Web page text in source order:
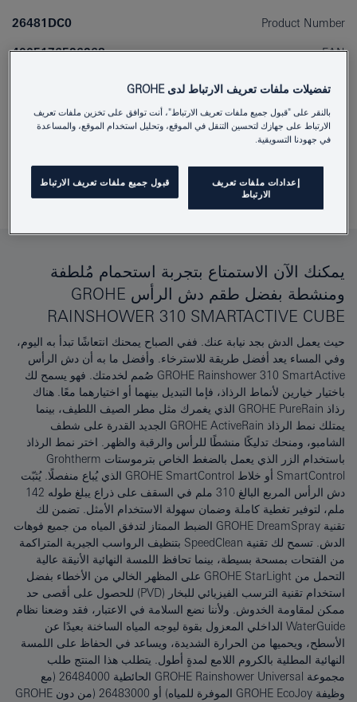
Product Number
26481DC0
EAN
4005176526268
Colour
supersteel
Download specification
أَضِفْ إلى المُفكِّرةِ
يمكنك الآن الاستمتاع بتجربة استحمام مُلطفة
ومنشطة بفضل طقم دش الرأس GROHE
RAINSHOWER 310 SMARTACTIVE CUBE
حيث يعمل الدش بجد نيابة عنك. ففي الصباح يمحنك انتعاشًا تبدأ به اليوم،
وفي المساء يعد أفضل طريقة للاسترخاء. وأفضل ما به أن دش الرأس
GROHE Rainshower 310 SmartActive صُمم لخدمتك. فهو يسمح لك
باختيار خيارين لأنماط الرذاذ، فإما التبديل بينهما أو اختيارهما معًا. هناك
رذاذ GROHE PureRain الذي يغمرك مثل مطر الصيف اللطيف، بينما
يمتلك نمط الرذاذ GROHE ActiveRain الجديد القدرة على شطف
الشامبو، ومنحك تدليكًا منشطًا للرأس والرقبة والظهر. اختر نمط الرذاذ
باستخدام الزر الذي يعمل بالضغط الخاص بترموستات Grohtherm
SmartControl أو خلاط GROHE SmartControl الذي يُباع منفصلًا. يُثبّت
دش الرأس المربع البالغ 310 ملم في السقف على ذراع يبلغ طوله 142
ملم، لتوفير تغطية كاملة وضمان سهولة الاستخدام الأمثل. تضمن لك
تقنية GROHE DreamSpray الضبط الممتاز لتدفق المياه من جميع فوهات
الدش. تسمح لك تقنية SpeedClean بتنظيف الرواسب الجيرية المتراكمة
من الفتحات بمسحة بسيطة، بينما تحافظ اللمسة النهائية الأنيقة عالية
التحمل من GROHE StarLight على المظهر الخالي من الأخطاء بفضل
استخدام تقنية الترسب الفيزيائي للبخار (PVD) للحصول على أقصى حد
ممكن لمقاومة الخدوش. ولأننا نضع السلامة في الاعتبار، فقد وضعنا نظام
WaterGuide الداخلي المعزول بقوة ليوجه المياه الساخنة بعيدًا عن
الأسطح، ويحميها من الحرارة الشديدة، ويساعد في الحفاظ على اللمسة
النهائية المطلية بالكروم اللامع لمدةٍ أطول. يتطلب هذا المنتج طلب
مجموعة GROHE Rainshower Universal الحائطية 26484000 (مع
وظيفة GROHE EcoJoy الموفرة للمياه) أو 26483000 (من دون GROHE
تفضيلات ملفات تعريف الارتباط لدى GROHE
بالنقر على "قبول جميع ملفات تعريف الارتباط"، أنت توافق على تخزين ملفات تعريف
الارتباط على جهازك لتحسين التنقل في الموقع، وتحليل استخدام الموقع، والمساعدة
في جهودنا التسويقية.
إعدادات ملفات تعريف
الارتباط
قبول جميع ملفات تعريف الارتباط